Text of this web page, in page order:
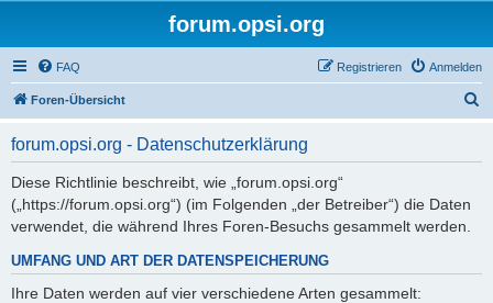
forum.opsi.org
FAQ Anmelden
Registrieren
Foren-Übersicht
forum.opsi.org - Datenschutzerklärung
Diese Richtlinie beschreibt, wie „forum.opsi.org“
(„https://forum.opsi.org“) (im Folgenden „der Betreiber“) die Daten
verwendet, die während Ihres Foren-Besuchs gesammelt werden.
UMFANG UND ART DER DATENSPEICHERUNG
Ihre Daten werden auf vier verschiedene Arten gesammelt: